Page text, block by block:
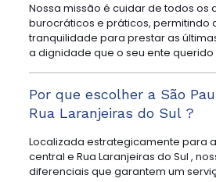
Nossa missão é cuidar de todos os
burocráticos e práticos, permitindo
tranquilidade para prestar as
a dignidade que o seu ente
Por que escolher a São
Rua Laranjeiras do Sul ?
Localizada estrategicamente para
central e Rua Laranjeiras do Sul ,
diferenciais que garantem um